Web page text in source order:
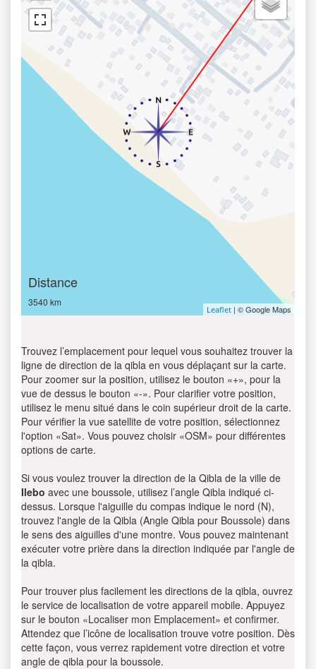
Distance
3540 km
Leaflet | © Google Maps
Trouvez l’emplacement pour lequel vous souhaitez trouver la
ligne de direction de la qibla en vous déplaçant sur la carte.
Pour zoomer sur la position, utilisez le bouton «+», pour la
vue de dessus le bouton «-». Pour clarifier votre position,
utilisez le menu situé dans le coin supérieur droit de la carte.
Pour vérifier la vue satellite de votre position, sélectionnez
l'option «Sat». Vous pouvez choisir «OSM» pour différentes
options de carte.
Si vous voulez trouver la direction de la Qibla de la ville de
Ilebo avec une boussole, utilisez l’angle Qibla indiqué ci-
dessus. Lorsque l'aiguille du compas indique le nord (N),
trouvez l'angle de la Qibla (Angle Qibla pour Boussole) dans
le sens des aiguilles d'une montre. Vous pouvez maintenant
exécuter votre prière dans la direction indiquée par l'angle de
la qibla.
Pour trouver plus facilement les directions de la qibla, ouvrez
le service de localisation de votre appareil mobile. Appuyez
sur le bouton «Localiser mon Emplacement» et confirmer.
Attendez que l’icône de localisation trouve votre position. Dès
cette façon, vous verrez rapidement votre direction et votre
angle de qibla pour la boussole.